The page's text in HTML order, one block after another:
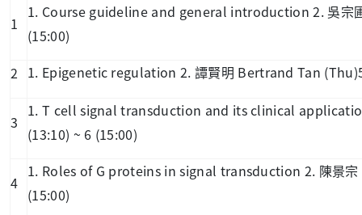
1
1. Course guideline and general introduction 2. 吳宗
(15:00)
2 1. Epigenetic regulation 2. 譚賢明 Bertrand Tan
3
1. T cell signal transduction and its clinical
(13:10) ~ 6 (15:00)
4
1. Roles of G proteins in signal transduction 2. 陳景宗
(15:00)